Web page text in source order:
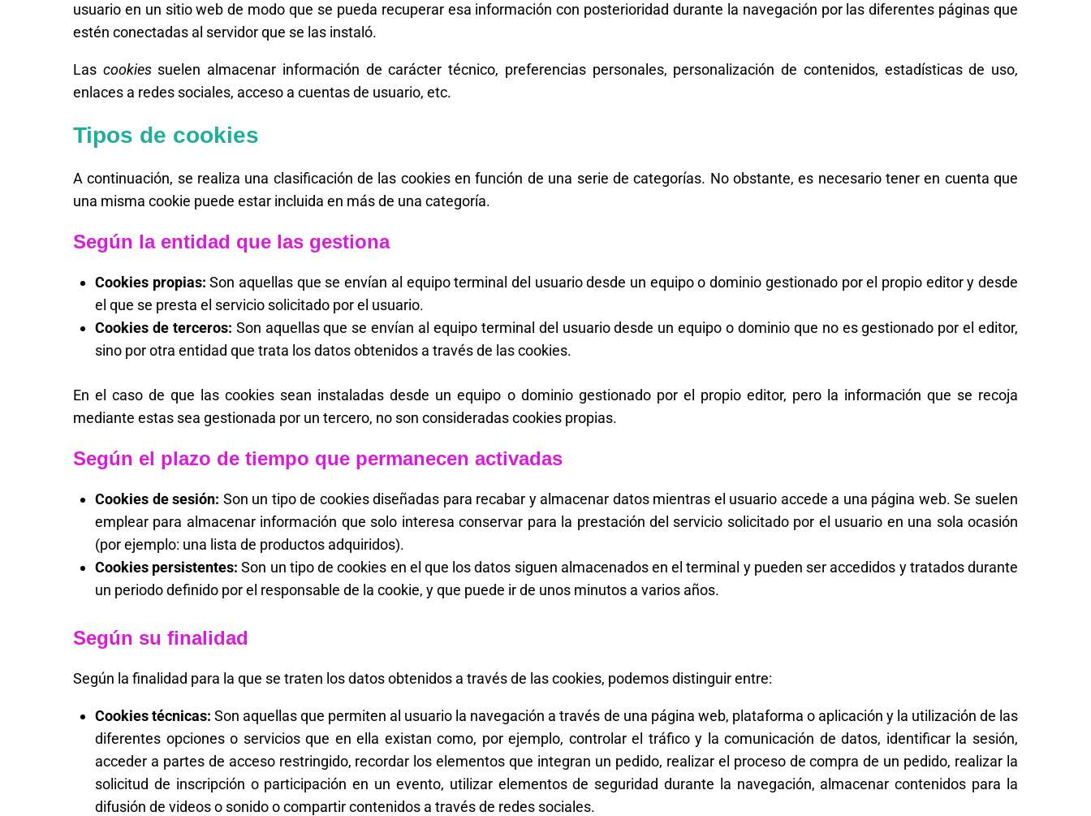
usuario en un sitio web de modo que se pueda recuperar esa información con posterioridad durante la navegación por las diferentes páginas que
estén conectadas al servidor que se las instaló.
Las cookiessuelen almacenar información de carácter técnico, preferencias personales, personalización de contenidos, estadísticas de uso,
enlaces a redes sociales, acceso a cuentas de usuario, etc.
Tipos de cookies
A continuación, se realiza una clasificación de las cookies en función de una serie de categorías. No obstante, es necesario tener en cuenta que
una misma cookie puede estar incluida en más de una categoría.
Según la entidad que las gestiona
Cookies propias: Son aquellas que se envían al equipo terminal del usuario desde un equipo o dominio gestionado por el propio editor y desde
el que se presta el servicio solicitado por el usuario.
Cookies de terceros: Son aquellas que se envían al equipo terminal del usuario desde un equipo o dominio que no es gestionado por el editor,
sino por otra entidad que trata los datos obtenidos a través de las cookies.
En el caso de que las cookies sean instaladas desde un equipo o dominio gestionado por el propio editor, pero la información que se recoja
mediante estas sea gestionada por un tercero, no son consideradas cookies propias.
Según el plazo de tiempo que permanecen activadas
Cookies de sesión: Son un tipo de cookies diseñadas para recabar y almacenar datos mientras el usuario accede a una página web. Se suelen
emplear para almacenar información que solo interesa conservar para la prestación del servicio solicitado por el usuario en una sola ocasión
(por ejemplo: una lista de productos adquiridos).
Cookies persistentes: Son un tipo de cookies en el que los datos siguen almacenados en el terminal y pueden ser accedidos y tratados durante
un periodo definido por el responsable de la cookie, y que puede ir de unos minutos a varios años.
Según su finalidad
Según la finalidad para la que se traten los datos obtenidos a través de las cookies, podemos distinguir entre:
Cookies técnicas: Son aquellas que permiten al usuario la navegación a través de una página web, plataforma o aplicación y la utilización de las
diferentes opciones o servicios que en ella existan como, por ejemplo, controlar el tráfico y la comunicación de datos, identificar la sesión,
acceder a partes de acceso restringido, recordar los elementos que integran un pedido, realizar el proceso de compra de un pedido, realizar la
solicitud de inscripción o participación en un evento, utilizar elementos de seguridad durante la navegación, almacenar contenidos para la
difusión de videos o sonido o compartir contenidos a través de redes sociales.